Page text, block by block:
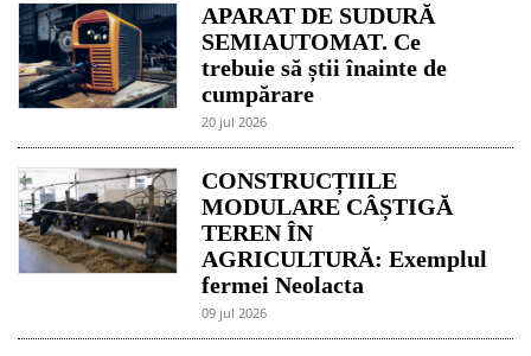
APARAT DE SUDURĂ
SEMIAUTOMAT. Ce
trebuie să știi înainte de
cumpărare
20 jul 2026
CONSTRUCȚIILE
MODULARE CÂȘTIGĂ
TEREN ÎN
AGRICULTURĂ: Exemplul
fermei Neolacta
09 jul 2026